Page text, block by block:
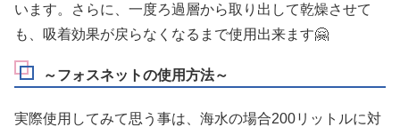
います。さらに、一度ろ過層から取り出して乾燥させて
も、吸着効果が戻らなくなるまで使用出来ます🤗
～フォスネットの使用方法～
実際使用してみて思う事は、海水の場合200リットルに対